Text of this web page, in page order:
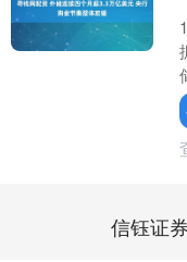
信钰证